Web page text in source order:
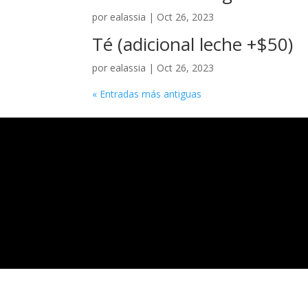
por ealassia | Oct 26, 2023
Té (adicional leche +$50)
por ealassia | Oct 26, 2023
« Entradas más antiguas